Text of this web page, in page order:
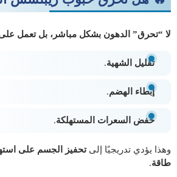
لا “تحرق” الدهون بشكل مباشر، بل تعمل
تقليل الشهية.
إبطاء الهضم.
خفض السعرات المستهلكة.
وهذا يؤدي تدريجيًا إلىتحفيز الجسم على
طاقة.